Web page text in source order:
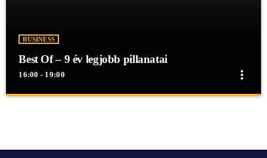
BUSINESS
Best Of – 9 év legjobb pillanatai
16:00 - 19:00 more_vert
Best Of - 9 év legjobb pillanatai